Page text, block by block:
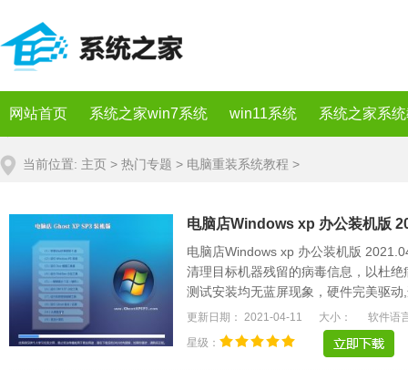
网站首页 系统之家win7系统 win11系统 系统之家系
当前位置: 主页 > 热门专题 > 电脑重装系统教程 >
电脑店Windows xp 办公装机版
电脑店Windows xp 办公装机版
清理目标机器残留的病毒信息，以杜
测试安装均无蓝屏现象，硬件完美驱
名的驱动可以.....
更新日期： 2021-04-11 大小：
软件语
星级：